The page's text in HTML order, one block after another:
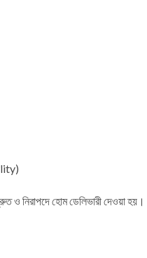
ও নিরাপদে হোম ডেলিভারী দেওয়া হয়।